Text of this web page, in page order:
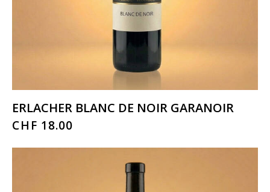
ERLACHER BLANC DE NOIR GARANOIR
CHF 18.00